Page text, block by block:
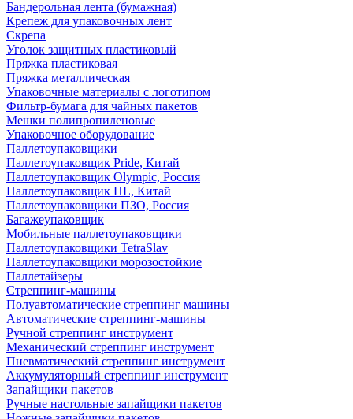
Бандерольная лента (бумажная)
Крепеж для упаковочных лент
Скрепа
Уголок защитных пластиковый
Пряжка пластиковая
Пряжка металлическая
Упаковочные материалы с логотипом
Фильтр-бумага для чайных пакетов
Мешки полипропиленовые
Упаковочное оборудование
Паллетоупаковщики
Паллетоупаковщик Pride, Китай
Паллетоупаковщик Olympic, Россия
Паллетоупаковщик HL, Китай
Паллетоупаковщики ПЗО, Россия
Багажеупаковщик
Мобильные паллетоупаковщики
Паллетоупаковщики TetraSlav
Паллетоупаковщики морозостойкие
Паллетайзеры
Стреппинг-машины
Полуавтоматические стреппинг машины
Автоматические стреппинг-машины
Ручной стреппинг инструмент
Механический стреппинг инструмент
Пневматический стреппинг инструмент
Аккумуляторный стреппинг инструмент
Запайщики пакетов
Ручные настольные запайщики пакетов